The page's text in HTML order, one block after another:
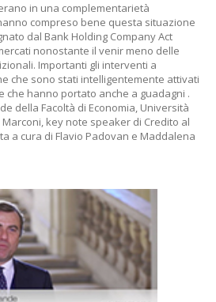
in una complementarietà
compreso bene questa situazione
dal Bank Holding Company Act
nonostante il venir meno delle
Importanti gli interventi a
che sono stati intelligentemente attivati
che hanno portato anche a guadagni .
della Facoltà di Economia, Università
key note speaker di Credito al
a cura di Flavio Padovan e Maddalena